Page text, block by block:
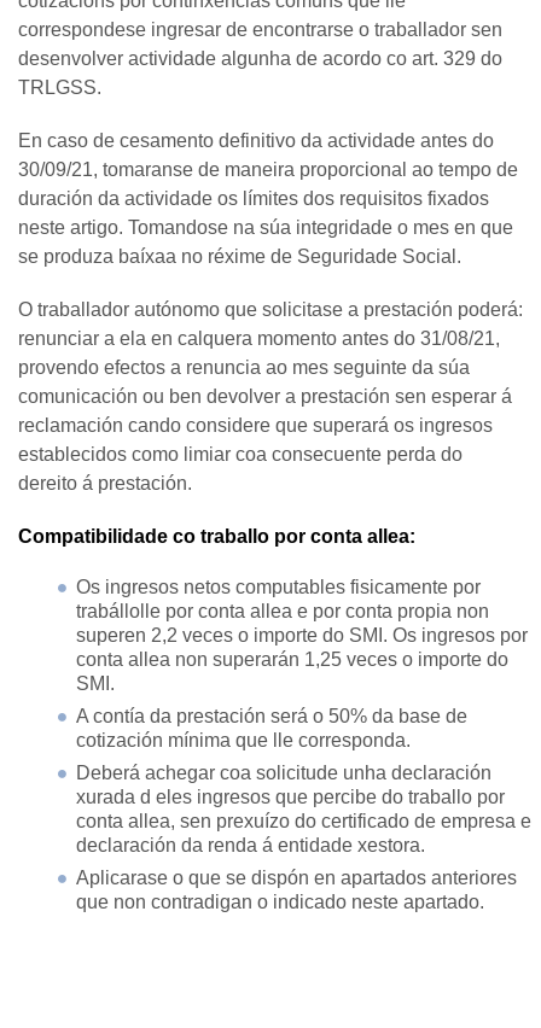
correspondese ingresar de encontrarse o traballador sen
desenvolver actividade algunha de acordo co art. 329 do
TRLGSS.
En caso de cesamento definitivo da actividade antes do
30/09/21, tomaranse de maneira proporcional ao tempo de
duración da actividade os límites dos requisitos fixados
neste artigo. Tomandose na súa integridade o mes en que
se produza baíxaa no réxime de Seguridade Social.
O traballador autónomo que solicitase a prestación poderá:
renunciar a ela en calquera momento antes do 31/08/21,
provendo efectos a renuncia ao mes seguinte da súa
comunicación ou ben devolver a prestación sen esperar á
reclamación cando considere que superará os ingresos
establecidos como limiar coa consecuente perda do
dereito á prestación.
Compatibilidade co traballo por conta allea:
Os ingresos netos computables fisicamente por
trabállolle por conta allea e por conta propia non
superen 2,2 veces o importe do SMI. Os ingresos por
conta allea non superarán 1,25 veces o importe do
SMI.
A contía da prestación será o 50% da base de
cotización mínima que lle corresponda.
Deberá achegar coa solicitude unha declaración
xurada d eles ingresos que percibe do traballo por
conta allea, sen prexuízo do certificado de empresa e
declaración da renda á entidade xestora.
Aplicarase o que se dispón en apartados anteriores
que non contradigan o indicado neste apartado.